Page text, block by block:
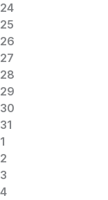
24
25
26
27
28
29
30
31
1
2
3
4